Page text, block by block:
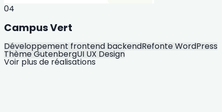
04
Campus Vert
Développement frontend backendRefonte WordPress
Thème GutenbergUI UX Design
Voir plus de réalisations